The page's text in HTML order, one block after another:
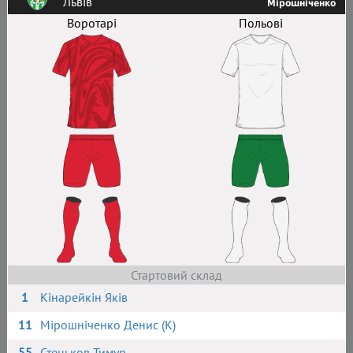
Воротарі
Польові
Стартовий склад
1
Кінарейкін Яків
11 Мірошніченко Денис (К)
Мірошніченко